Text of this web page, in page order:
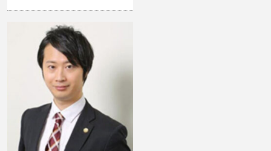
公務執行妨害
ネット犯罪
銃刀法違反
風営法・風適法違反